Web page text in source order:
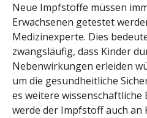
Neue Impfstoffe müssen
Erwachsenen getestet
Medizinexperte. Dies
zwangsläufig, dass Kinder
Nebenwirkungen erleiden
um die gesundheitliche
es weitere wissenschaftliche
werde der Impfstoff auch an